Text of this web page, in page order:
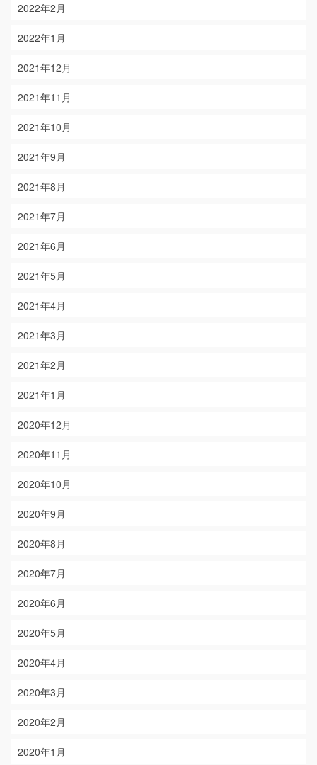
2022年2月
2022年1月
2021年12月
2021年11月
2021年10月
2021年9月
2021年8月
2021年7月
2021年6月
2021年5月
2021年4月
2021年3月
2021年2月
2021年1月
2020年12月
2020年11月
2020年10月
2020年9月
2020年8月
2020年7月
2020年6月
2020年5月
2020年4月
2020年3月
2020年2月
2020年1月